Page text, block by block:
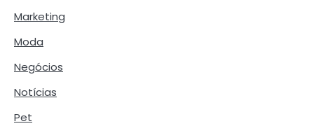
Marketing
Moda
Negócios
Notícias
Pet